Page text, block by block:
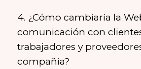
4. ¿Cómo cambiaría la
comunicación con
trabajadores y
compañía?